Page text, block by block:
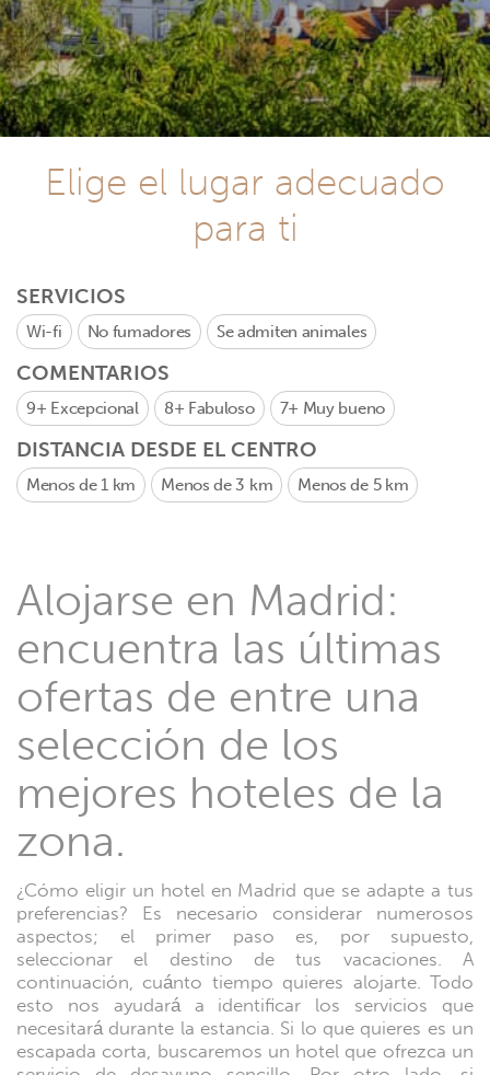
Elige el lugar adecuado
para ti
SERVICIOS
Wi-fi No fumadores Se admiten animales
COMENTARIOS
9+ Excepcional 8+ Fabuloso 7+ Muy bueno
DISTANCIA DESDE EL CENTRO
Menos de 1 km Menos de 3 km Menos de 5 km
Alojarse en Madrid:
encuentra las últimas
ofertas de entre una
selección de los
mejores hoteles de la
zona.
¿Cómo eligir un hotel en Madrid que se adapte a tus
preferencias? Es necesario considerar numerosos
aspectos; el primer paso es, por supuesto,
seleccionar el destino de tus vacaciones. A
continuación, cuánto tiempo quieres alojarte. Todo
esto nos ayudará a identificar los servicios que
necesitará durante la estancia. Si lo que quieres es un
escapada corta, buscaremos un hotel que ofrezca un